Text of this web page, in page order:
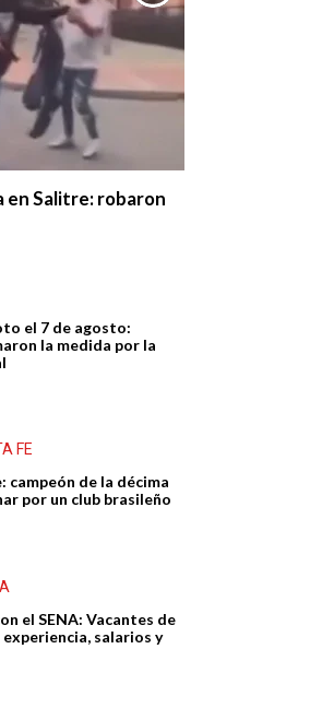
en Salitre: robaron
el 7 de agosto:
la medida por la
FE
campeón de la décima
por un club brasileño
el SENA: Vacantes de
salarios y